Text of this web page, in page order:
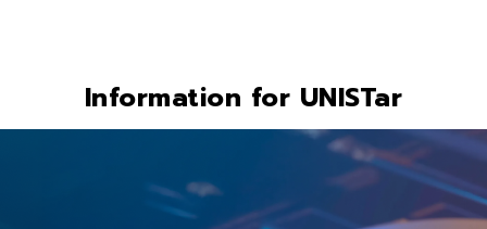
Information for UNISTar